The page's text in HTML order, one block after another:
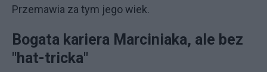
Przemawia za tym jego wiek.
Bogata kariera Marciniaka, ale bez
"hat-tricka"